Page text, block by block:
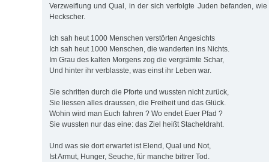
Verzweiflung und Qual, in der sich verfolgte Juden befanden,
Heckscher.
Ich sah heut 1000 Menschen verstörten Angesichts
Ich sah heut 1000 Menschen, die wanderten ins Nichts.
Im Grau des kalten Morgens zog die vergrämte Schar,
Und hinter ihr verblasste, was einst ihr Leben war.
Sie schritten durch die Pforte und wussten nicht zurück,
Sie liessen alles draussen, die Freiheit und das Glück.
Wohin wird man Euch fahren ? Wo endet Euer Pfad ?
Sie wussten nur das eine: das Ziel heißt Stacheldraht.
Und was sie dort erwartet ist Elend, Qual und Not,
Ist Armut, Hunger, Seuche, für manche bittrer Tod.